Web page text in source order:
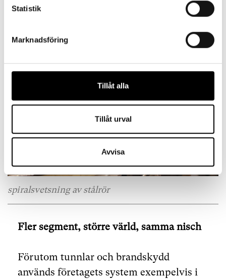
Statistik
Marknadsföring
Tillåt alla
Tillåt urval
Avvisa
verksamhet.
spiralsvetsning av stålrör
Fler segment, större värld, samma nisch
Förutom tunnlar och brandskydd
används företagets system exempelvis i